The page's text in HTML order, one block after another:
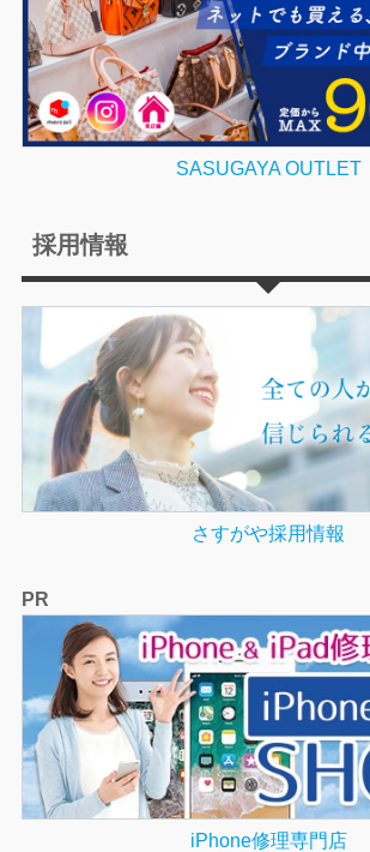
SASUGAYA OUTLET
採用情報
さすがや採用情報
PR
iPhone修理専門店